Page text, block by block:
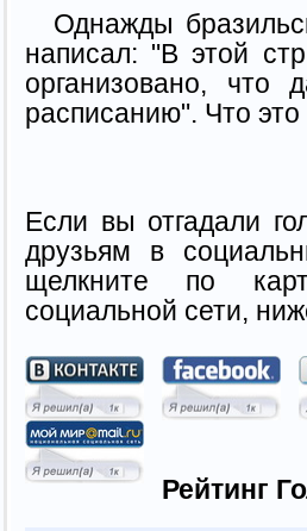
Однажды
написал: "В этой
организовано, что
расписанию". Что это
Если вы отгадали
друзьям в
щелкните по
социальной сети,
Рейтинг